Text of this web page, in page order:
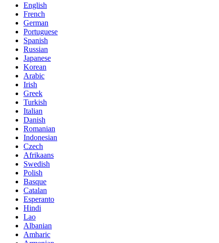
English
French
German
Portuguese
Spanish
Russian
Japanese
Korean
Arabic
Irish
Greek
Turkish
Italian
Danish
Romanian
Indonesian
Czech
Afrikaans
Swedish
Polish
Basque
Catalan
Esperanto
Hindi
Lao
Albanian
Amharic